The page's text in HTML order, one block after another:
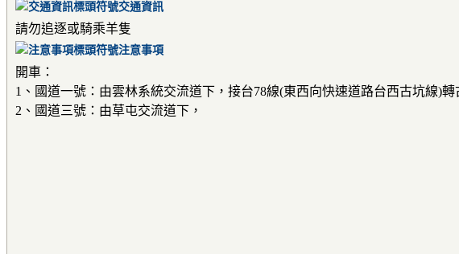
交通資訊
請勿追逐或騎乘羊隻
注意事項
開車：
1、國道一號：由雲林系統交流道下，接台78線(東西向快速道路台西古坑線)
2、國道三號：由草屯交流道下，